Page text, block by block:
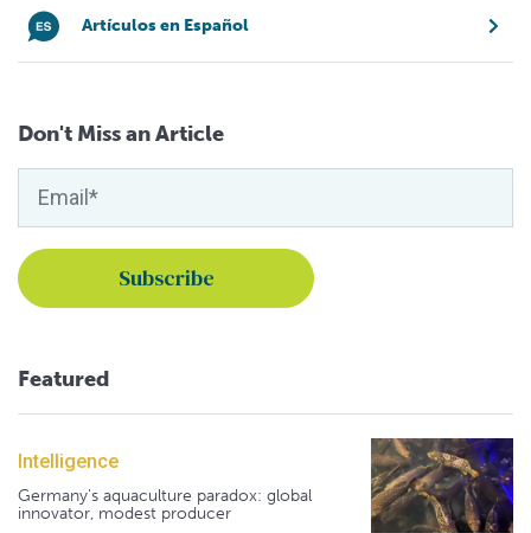
Artículos en Español
Don't Miss an Article
Featured
Intelligence
Germany's aquaculture paradox: global
innovator, modest producer